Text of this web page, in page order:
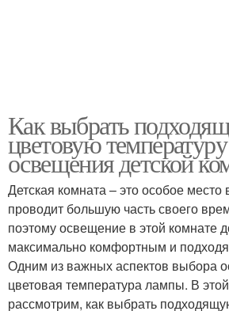
Как выбрать
цветовую
освещения детской
Детская комната – это особое место
проводит большую часть своего
поэтому освещение в этой комнате
максимально комфортным и
Одним из важных аспектов выбора
цветовая температура лампы. В
рассмотрим, как выбрать